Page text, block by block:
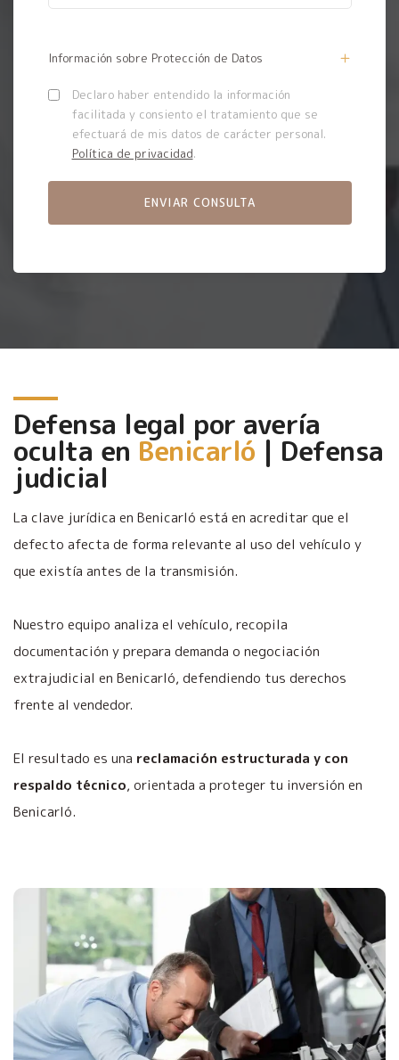
Información sobre Protección de Datos
Declaro haber entendido la información
facilitada y consiento el tratamiento que se
efectuará de mis datos de carácter personal.
Política de privacidad.
Defensa legal por avería
oculta en Benicarló | Defensa
judicial
La clave jurídica en Benicarló está en acreditar que el
defecto afecta de forma relevante al uso del vehículo y
que existía antes de la transmisión.
Nuestro equipo analiza el vehículo, recopila
documentación y prepara demanda o negociación
extrajudicial en Benicarló, defendiendo tus derechos
frente al vendedor.
El resultado es una reclamación estructurada y con
respaldo técnico, orientada a proteger tu inversión en
Benicarló.